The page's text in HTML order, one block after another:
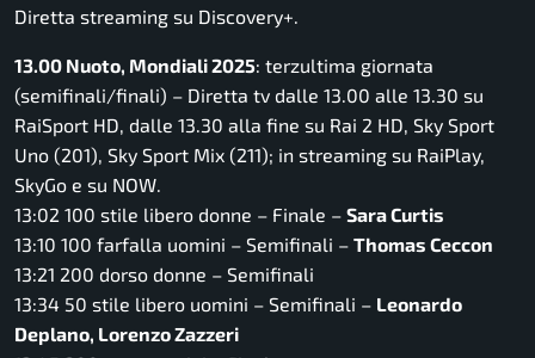
Diretta streaming su Discovery+.
13.00 Nuoto, Mondiali 2025: terzultima giornata
(semifinali/finali) – Diretta tv dalle 13.00 alle 13.30 su
RaiSport HD, dalle 13.30 alla fine su Rai 2 HD, Sky Sport
Uno (201), Sky Sport Mix (211); in streaming su RaiPlay,
SkyGo e su NOW.
13:02 100 stile libero donne – Finale – Sara Curtis
13:10 100 farfalla uomini – Semifinali – Thomas Ceccon
13:21 200 dorso donne – Semifinali
13:34 50 stile libero uomini – Semifinali – Leonardo
Deplano, Lorenzo Zazzeri